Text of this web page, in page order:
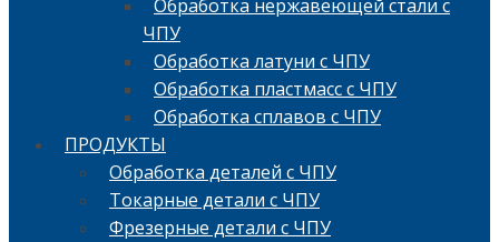
Обработка нержавеющей стали с
ЧПУ
Обработка латуни с ЧПУ
Обработка пластмасс с ЧПУ
Обработка сплавов с ЧПУ
ПРОДУКТЫ
Обработка деталей с ЧПУ
Токарные детали с ЧПУ
Фрезерные детали с ЧПУ